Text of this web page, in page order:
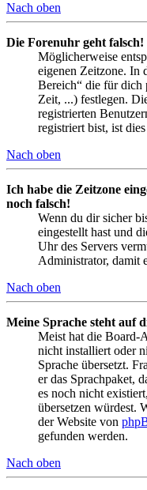
Nach oben
Die Forenuhr geht falsch!
Möglicherweise
eigenen Zeitzone. In
Bereich“ die für dich
Zeit, ...) festlegen.
registrierten
registriert bist, ist
Nach oben
Ich habe die Zeitzone
noch falsch!
Wenn du dir sicher
eingestellt hast und
Uhr des Servers
Administrator, damit
Nach oben
Meine Sprache steht auf
Meist hat die Board-
nicht installiert oder
Sprache übersetzt.
er das Sprachpaket,
es noch nicht
übersetzen würdest.
der Website von
gefunden werden.
Nach oben